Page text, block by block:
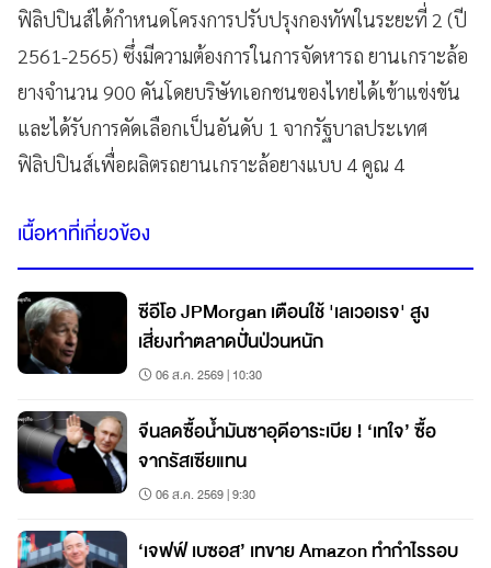
ฟิลิปปินส์ได้กำหนดโครงการปรับปรุงกองทัพในระยะที่ 2 (ปี
2561-2565) ซึ่งมีความต้องการในการจัดหารถ ยานเกราะล้อ
ยางจำนวน 900 คันโดยบริษัทเอกชนของไทยได้เข้าแข่งขัน
และได้รับการคัดเลือกเป็นอันดับ 1 จากรัฐบาลประเทศ
ฟิลิปปินส์เพื่อผลิตรถยานเกราะล้อยางแบบ 4 คูณ 4
เนื้อหาที่เกี่ยวข้อง
ซีอีโอ JPMorgan เตือนใช้ 'เลเวอเรจ' สูง
เสี่ยงทำตลาดปั่นป่วนหนัก
06 ส.ค. 2569 | 10:30
จีนลดซื้อน้ำมันซาอุดีอาระเบีย ! ‘เทใจ’ ซื้อ
จากรัสเซียแทน
06 ส.ค. 2569 | 9:30
‘เจฟฟ์ เบซอส’ เทขาย Amazon ทำกำไรรอบ